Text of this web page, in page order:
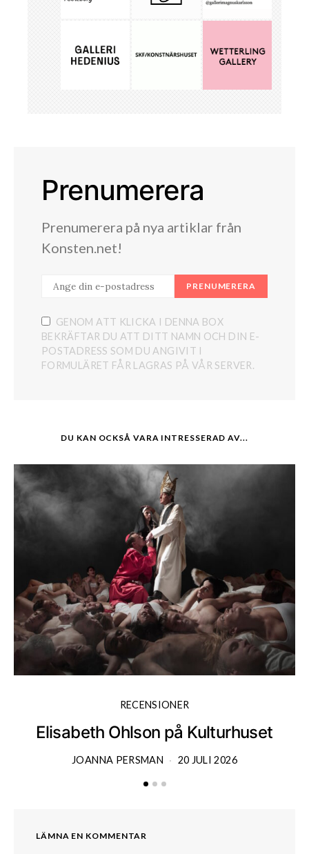
Prenumerera
Prenumerera på nya artiklar från
Konsten.net!
PRENUMERERA
GENOM ATT KLICKA I DENNA BOX
BEKRÄFTAR DU ATT DITT NAMN OCH DIN E-
POSTADRESS SOM DU ANGIVIT I
FORMULÄRET FÅR LAGRAS PÅ VÅR SERVER.
DU KAN OCKSÅ VARA INTRESSERAD AV...
RECENSIONER
Elisabeth Ohlson på Kulturhuset
JOANNA PERSMAN 20 JULI 2026
LÄMNA EN KOMMENTAR